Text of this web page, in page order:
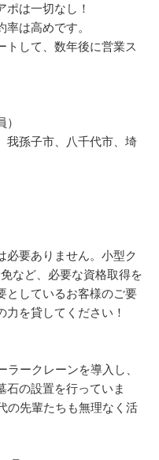
は一切なし！
は高めです。
して、数年後に営業ス
孫子市、八千代市、埼
必要ありません。小型ク
など、必要な資格取得を
としているお客様のご要
を貸してください！
ークレーンを導入し、
石の設置を行っていま
の先輩たちも無理なく活